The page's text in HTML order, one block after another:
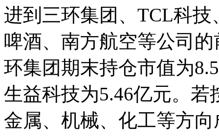
进到三环集团、TCL科
啤酒、南方航空等公司
环集团期末持仓市值为
生益科技为5.46亿元。
金属、机械、化工等方